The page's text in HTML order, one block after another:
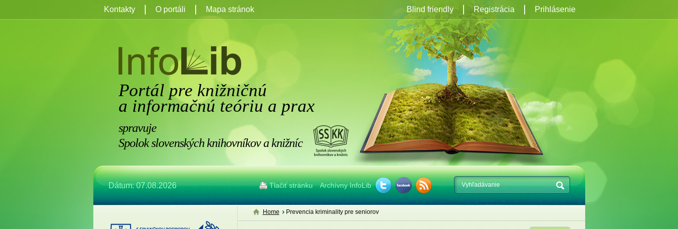
Portál pre knižničnú
a informačnú teóriu a prax
spravuje
Spolok slovenských knihovníkov a knižníc
Dátum: 07.08.2026 Tlačiť stránku Archívny InfoLib
Kontakty O portáli Mapa stránok Registrácia Prihlásenie
Blind friendly
Home Prevencia kriminality pre seniorov